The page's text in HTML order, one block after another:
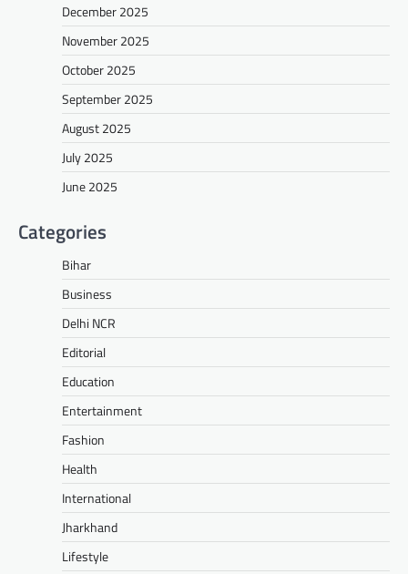
December 2025
November 2025
October 2025
September 2025
August 2025
July 2025
June 2025
Categories
Bihar
Business
Delhi NCR
Editorial
Education
Entertainment
Fashion
Health
International
Jharkhand
Lifestyle